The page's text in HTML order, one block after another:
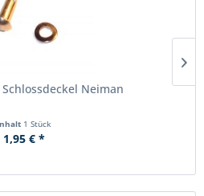
Neiman
1 Stück
1,95 € *